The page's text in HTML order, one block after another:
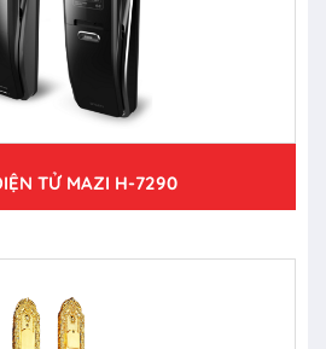
TỬ MAZI H-7290